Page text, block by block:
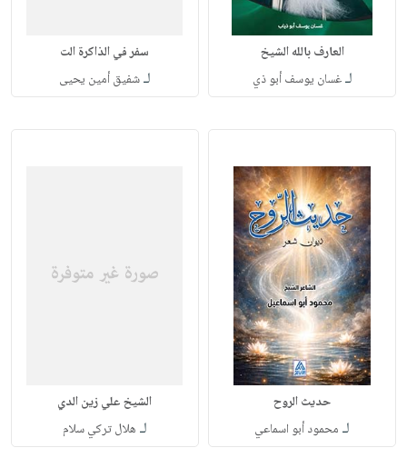
العارف بالله الشيخ
لـغسان يوسف أبو ذي
سفر في الذاكرة الت
لـشفيق أمين يحيى
حديث الروح
لـ محمود أبو اسماعي
الشيخ علي زين الدي
لـ هلال تركي سلام